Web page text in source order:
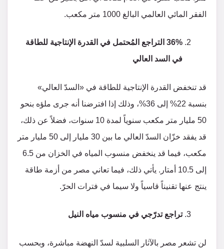
الفقر المائي العالمي البالغ 1000 متر مكعب.
36% التراجع المُحتمل في القدرة الإنتاجية للطاقة
في السد العالي
قد تنخفض القدرة الإنتاجية للطاقة في «السدّ العالي»
بنسبة 22% إلى 36%، وذلك إذا افترضنا أنه جرى ملؤه بنحو
50 مليار متر مكعب سنوياً لمدة 10 سنوات، فضلاً عن ذلك،
قد يفقد خزّان السدّ العالي ما بين 30 مليار إلى 50 مليار متر
مكعب، فيما قد ينخفض منسوب المياه في الخزان من 6.5
إلى 10.5 أمتار. يأتي ذلك، فيما تعاني مصر من أزمة طاقة
ينتج عنها تقنيناً قاسياً ولا سيما في فترات الحرّ.
تراجع تدرّجي في منسوب مياه النيل
لن تشعر مصر بالآثار السلبية لسدّ النهضة مباشرة، وبحسب